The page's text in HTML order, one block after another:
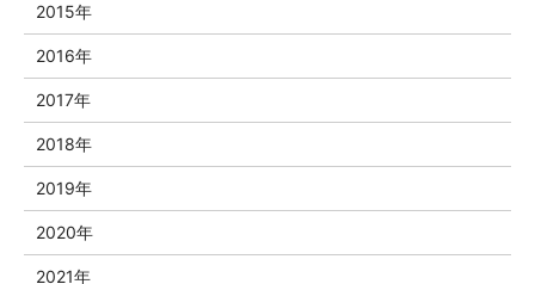
2015年
2016年
2017年
2018年
2019年
2020年
2021年